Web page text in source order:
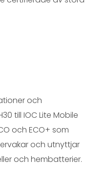
och
till IOC Lite Mobile
och ECO+ som
och utnyttjar
och hembatterier.